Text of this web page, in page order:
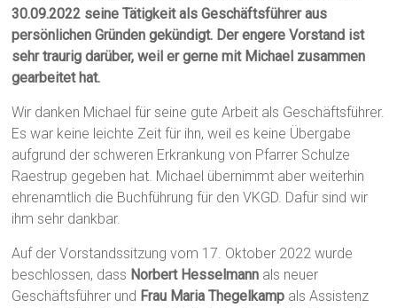
30.09.2022 seine Tätigkeit als Geschäftsführer aus
persönlichen Gründen gekündigt. Der engere Vorstand ist
sehr traurig darüber, weil er gerne mit Michael zusammen
gearbeitet hat.
Wir danken Michael für seine gute Arbeit als Geschäftsführer.
Es war keine leichte Zeit für ihn, weil es keine Übergabe
aufgrund der schweren Erkrankung von Pfarrer Schulze
Raestrup gegeben hat. Michael übernimmt aber weiterhin
ehrenamtlich die Buchführung für den VKGD. Dafür sind wir
ihm sehr dankbar.
Auf der Vorstandssitzung vom 17. Oktober 2022 wurde
beschlossen, dass Norbert Hesselmann als neuer
Geschäftsführer und Frau Maria Thegelkamp als Assistenz